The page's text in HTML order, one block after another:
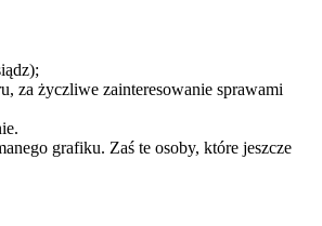
za życzliwe zainteresowanie sprawami
grafiku. Zaś te osoby, które jeszcze